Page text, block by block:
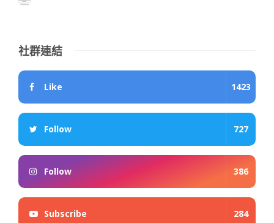
社群連結
Like 1423
Follow 727
Follow 386
Subscribe 284